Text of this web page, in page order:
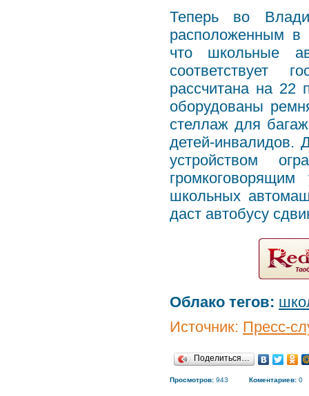
Теперь во
расположенным в
что школьные
соответствует
рассчитана на 22
оборудованы
стеллаж для
детей-инвалидов.
устройством
школьных
даст автобусу
Облако тегов:
Источник: Пресс-
Поделиться…
Просмотров: 943 Коментариев: 0